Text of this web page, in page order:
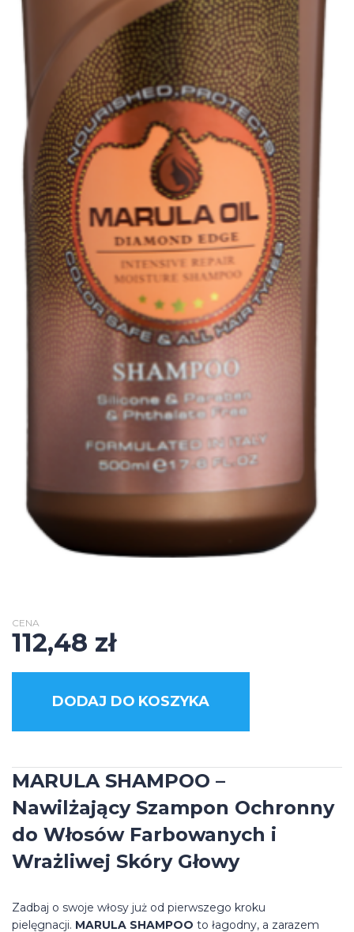
CENA
112,48 zł
DODAJ DO KOSZYKA
MARULA SHAMPOO –
Nawilżający Szampon Ochronny
do Włosów Farbowanych i
Wrażliwej Skóry Głowy
Zadbaj o swoje włosy już od pierwszego kroku
pielęgnacji. MARULA SHAMPOO to łagodny, a zarazem